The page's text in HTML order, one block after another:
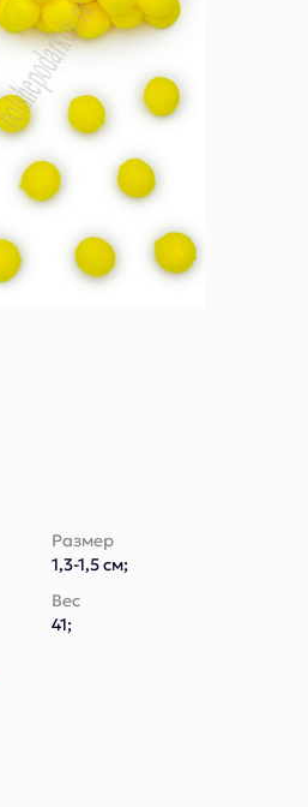
Размер
1,3-1,5 см;
Вес
41;